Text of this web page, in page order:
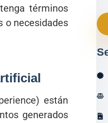
términos
o necesidades
están
generados